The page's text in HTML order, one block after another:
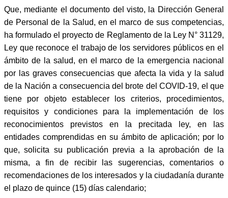
Que, mediante el documento del visto, la Dirección General
de Personal de la Salud, en el marco de sus competencias,
ha formulado el proyecto de Reglamento de la Ley N° 31129,
Ley que reconoce el trabajo de los servidores públicos en el
ámbito de la salud, en el marco de la emergencia nacional
por las graves consecuencias que afecta la vida y la salud
de la Nación a consecuencia del brote del COVID-19, el que
tiene por objeto establecer los criterios, procedimientos,
requisitos y condiciones para la implementación de los
reconocimientos previstos en la precitada ley, en las
entidades comprendidas en su ámbito de aplicación; por lo
que, solicita su publicación previa a la aprobación de la
misma, a fin de recibir las sugerencias, comentarios o
recomendaciones de los interesados y la ciudadanía durante
el plazo de quince (15) días calendario;